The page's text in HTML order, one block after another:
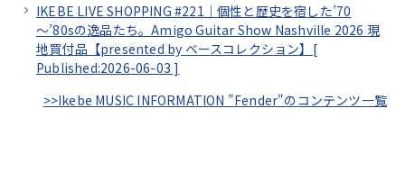
IKEBE LIVE SHOPPING #221｜個性と歴史を宿した’70
～’80sの逸品たち。Amigo Guitar Show Nashville 2026 現
地買付品【presented by ベースコレクション】[
Published:2026-06-03 ]
>>Ikebe MUSIC INFORMATION "Fender"のコンテンツ一覧